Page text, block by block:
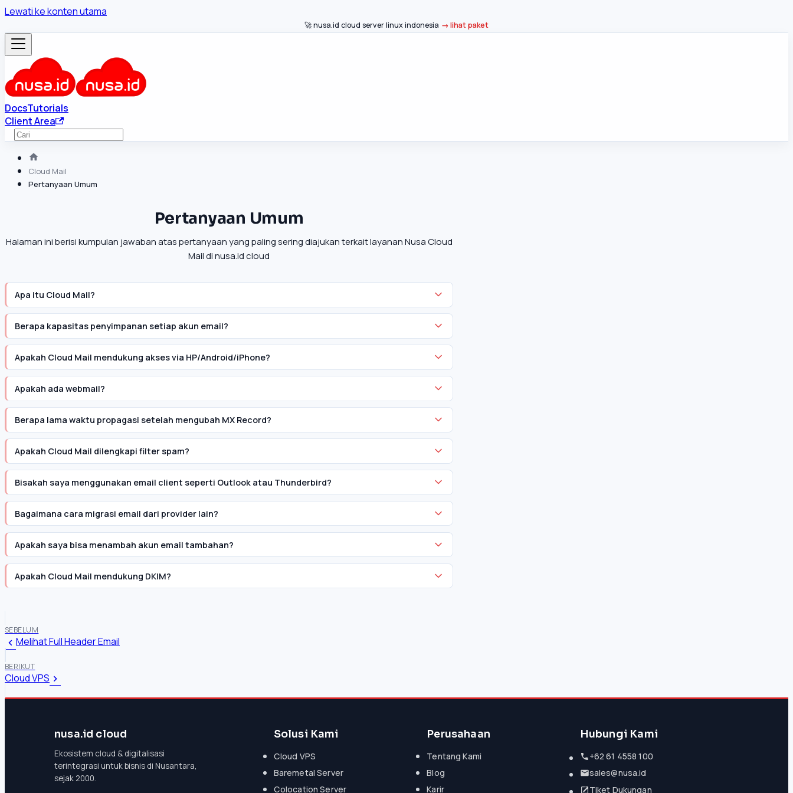
Lewati ke konten utama
🚀 nusa.id cloud server linux indonesia lihat paket
DocsTutorials
Client Area
Cloud Mail
Pertanyaan Umum
Pertanyaan Umum
Halaman ini berisi kumpulan jawaban atas pertanyaan yang paling sering diajukan terkait layanan Nusa Cloud
Mail di nusa.id cloud
Apa itu Cloud Mail?
Berapa kapasitas penyimpanan setiap akun email?
Apakah Cloud Mail mendukung akses via HP/Android/iPhone?
Apakah ada webmail?
Berapa lama waktu propagasi setelah mengubah MX Record?
Apakah Cloud Mail dilengkapi filter spam?
Bisakah saya menggunakan email client seperti Outlook atau Thunderbird?
Bagaimana cara migrasi email dari provider lain?
Apakah saya bisa menambah akun email tambahan?
Apakah Cloud Mail mendukung DKIM?
SEBELUM
Melihat Full Header Email
BERIKUT
Cloud VPS
nusa.id cloud
Ekosistem cloud & digitalisasi
terintegrasi untuk bisnis di Nusantara,
sejak 2000.
Solusi Kami
Cloud VPS
Baremetal Server
Colocation Server
Perusahaan
Tentang Kami
Blog
Karir
Hubungi Kami
+62 61 4558 100
sales@nusa.id
Tiket Dukungan